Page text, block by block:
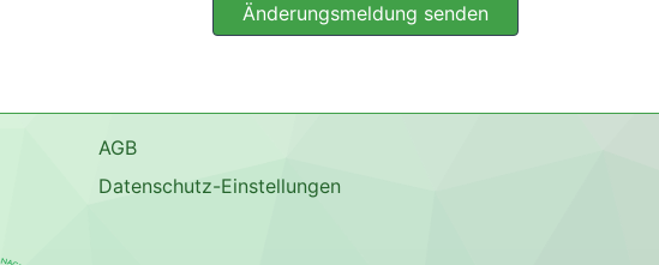
Änderungsmeldung senden
AGB
Datenschutz-Einstellungen